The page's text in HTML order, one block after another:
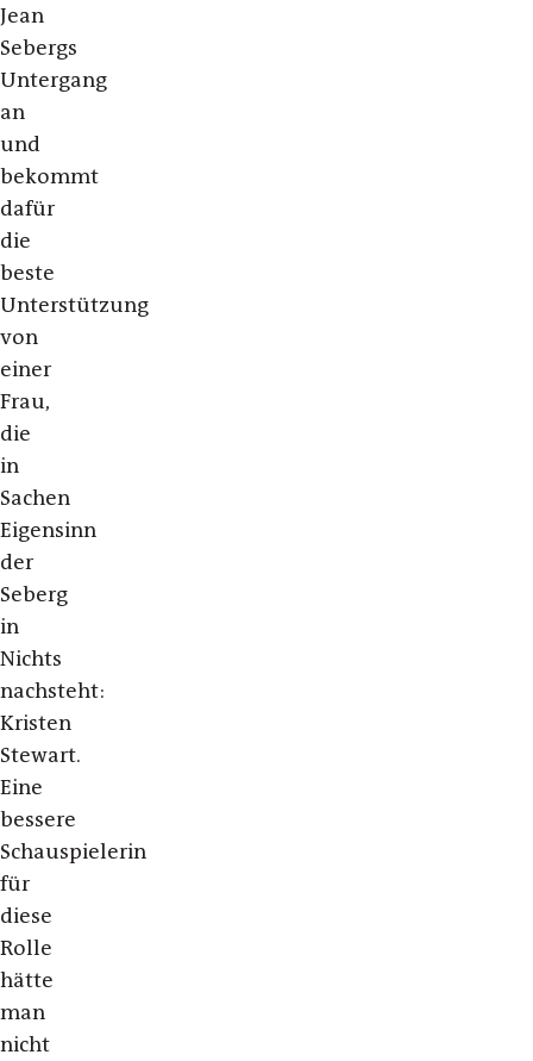
Jean
Sebergs
Untergang
an
und
bekommt
dafür
die
beste
Unterstützung
von
einer
Frau,
die
in
Sachen
Eigensinn
der
Seberg
in
Nichts
nachsteht:
Kristen
Stewart.
Eine
bessere
Schauspielerin
für
diese
Rolle
hätte
man
nicht